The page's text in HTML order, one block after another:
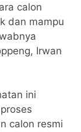
calon
dan mampu
Irwan
ini
calon resmi